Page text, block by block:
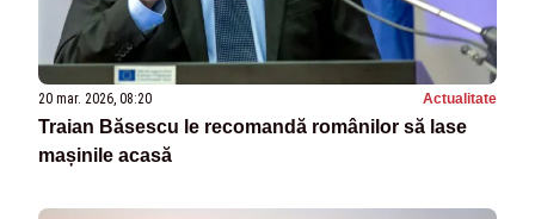
20 mar. 2026, 08:20 Actualitate
Traian Băsescu le recomandă românilor să lase
mașinile acasă